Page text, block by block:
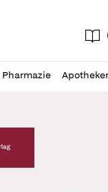
Zeitung
Aktuelle
login
Pharmazie
Verlag Logo